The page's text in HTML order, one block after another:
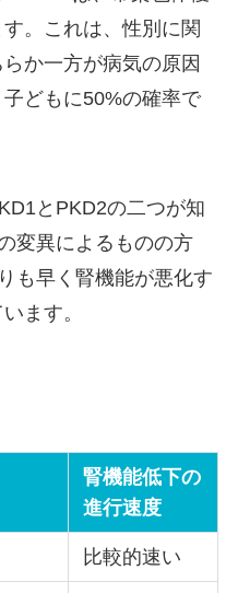
。これは、性別に関
か一方が病気の原因
どもに50%の確率で
とPKD2の二つが知
変異によるものの方
も早く腎機能が悪化す
ます。
腎機能低下の
進行速度
比較的速い